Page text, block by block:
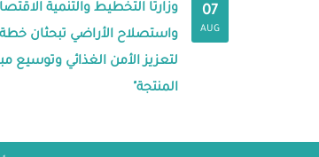
07
AUG
وزارتا التخطيط والتنمية
لتعزيز الأمن الغذائي وتوسيع
المنتجة"